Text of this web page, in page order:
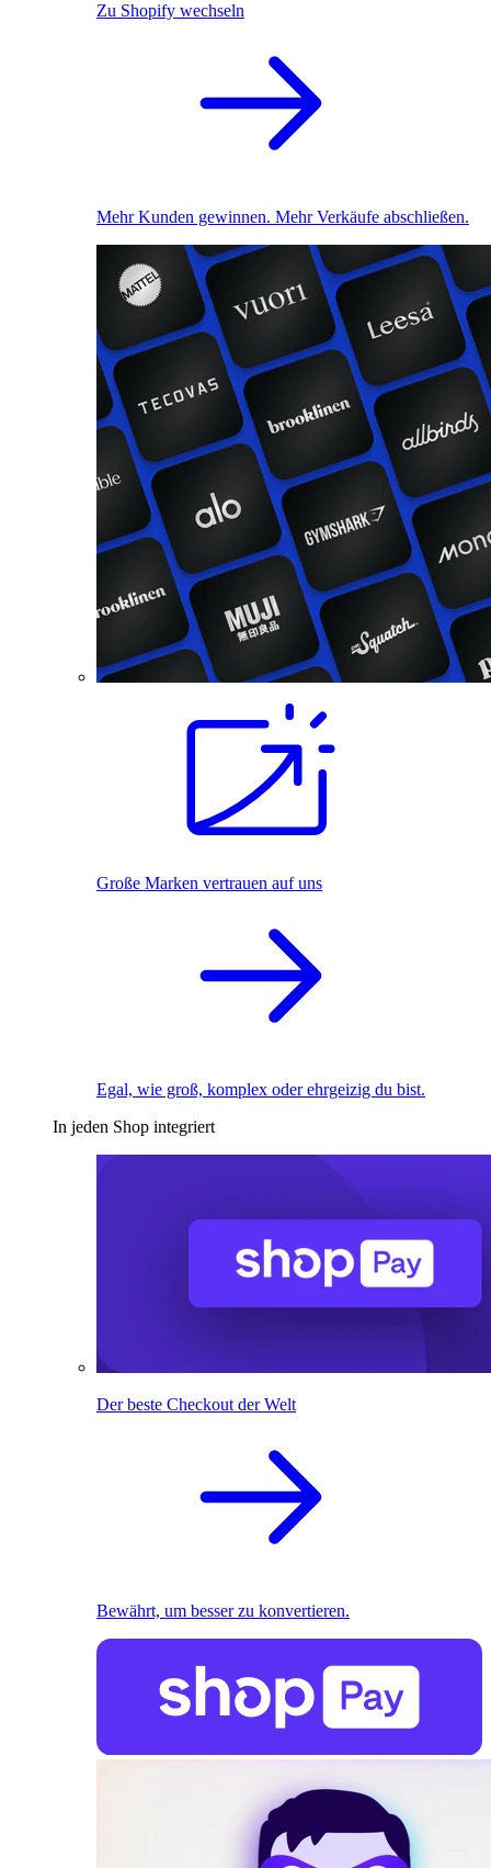
Zu Shopify wechseln
Mehr Kunden gewinnen. Mehr Verkäufe abschließen.
Große Marken vertrauen auf uns
Egal, wie groß, komplex oder ehrgeizig du bist.
In jeden Shop integriert
Der beste Checkout der Welt
Bewährt, um besser zu konvertieren.